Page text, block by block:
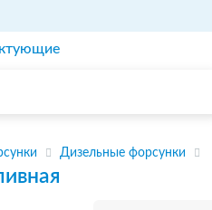
Дизельные форсунки